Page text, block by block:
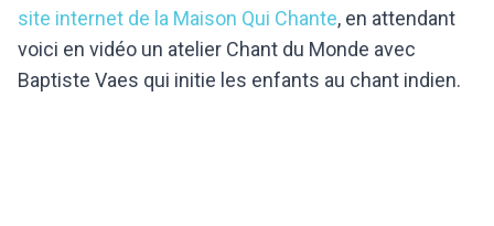
site internet de la Maison Qui Chante, en attendant
voici en vidéo un atelier Chant du Monde avec
Baptiste Vaes qui initie les enfants au chant indien.